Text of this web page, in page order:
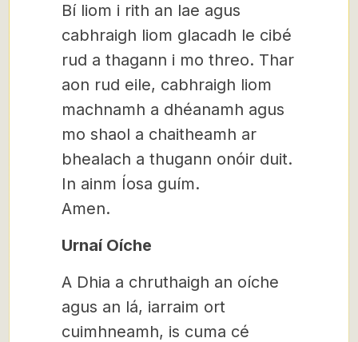
Bí liom i rith an lae agus
cabhraigh liom glacadh le cibé
rud a thagann i mo threo. Thar
aon rud eile, cabhraigh liom
machnamh a dhéanamh agus
mo shaol a chaitheamh ar
bhealach a thugann onóir duit.
In ainm Íosa guím.
Amen.
Urnaí Oíche
A Dhia a chruthaigh an oíche
agus an lá, iarraim ort
cuimhneamh, is cuma cé